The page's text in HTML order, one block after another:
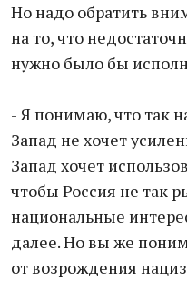
Но надо обратить
на то, что
нужно было бы
- Я понимаю, что так
Запад не хочет
Запад хочет
чтобы Россия не так
национальные
далее. Но вы же
от возрождения